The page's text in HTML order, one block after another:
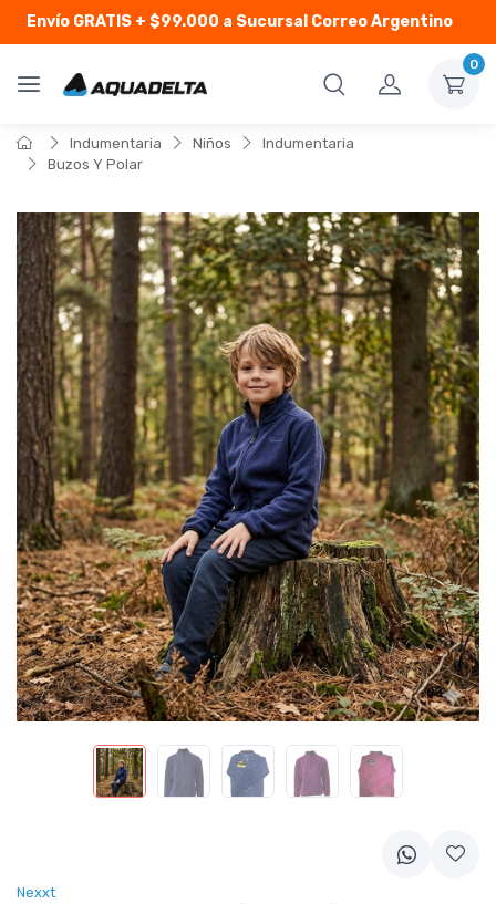
Envío GRATIS+ $99.000 a Sucursal Correo Argentino
0
Indumentaria Niños
Indumentaria
Buzos Y Polar
Nexxt